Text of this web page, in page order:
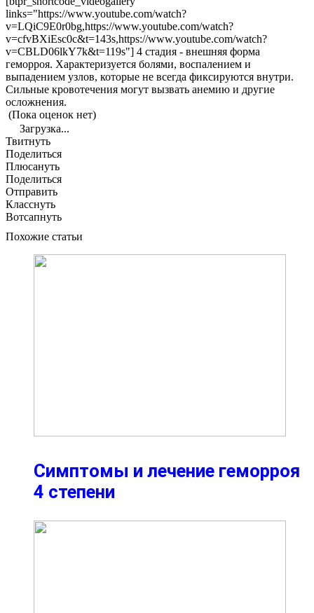
links="https://www.youtube.com/watch?
v=LQiC9E0r0bg,https://www.youtube.com/watch?
v=cfvBXiEsc0c&t=143s,https://www.youtube.com/watch?
v=CBLD06lkY7k&t=119s"] 4 стадия - внешняя форма
геморроя. Характеризуется болями, воспалением и
выпадением узлов, которые не всегда фиксируются внутри.
Сильные кровотечения могут вызвать анемию и другие
осложнения.
(Пока оценок нет)
Загрузка...
Твитнуть
Поделиться
Плюсануть
Поделиться
Отправить
Класснуть
Вотсапнуть
Похожие статьи
Симптомы и лечение геморроя
4 степени